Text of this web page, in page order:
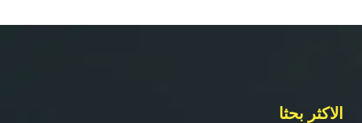
الاكثر بحثا